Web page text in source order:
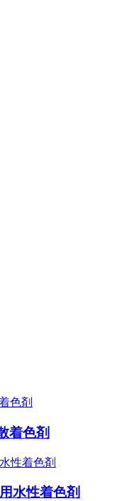
着色剤
水性着色剤